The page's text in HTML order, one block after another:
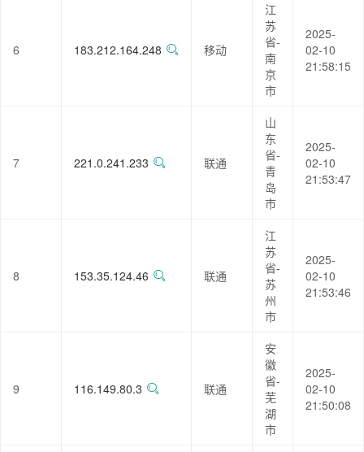
6 183.212.164.248 移动
江
苏
省-
南
京
市
2025-
02-10
21:58:15
7 221.0.241.233 联通
山
东
省-
青
岛
市
2025-
02-10
21:53:47
8 153.35.124.46 联通
江
苏
省-
苏
州
市
2025-
02-10
21:53:46
9 116.149.80.3 联通
安
徽
省-
芜
湖
市
2025-
02-10
21:50:08